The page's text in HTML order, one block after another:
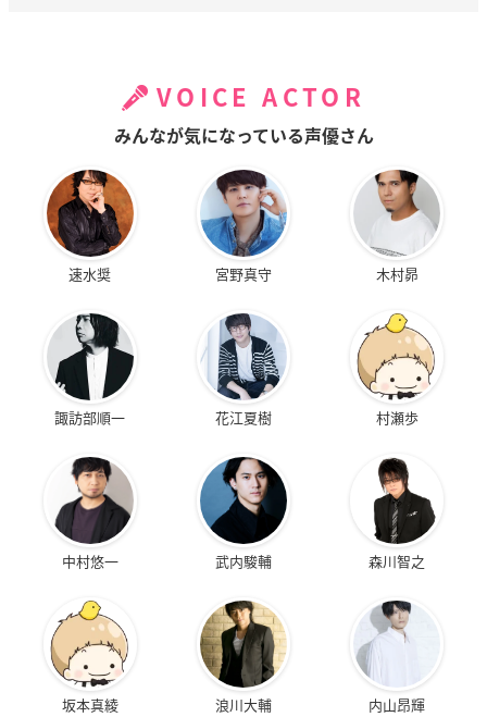
VOICE ACTOR
みんなが気になっている声優さん
速水奨 宮野真守 木村昴
諏訪部順一 花江夏樹 村瀬歩
中村悠一 武内駿輔 森川智之
坂本真綾 浪川大輔 内山昂輝